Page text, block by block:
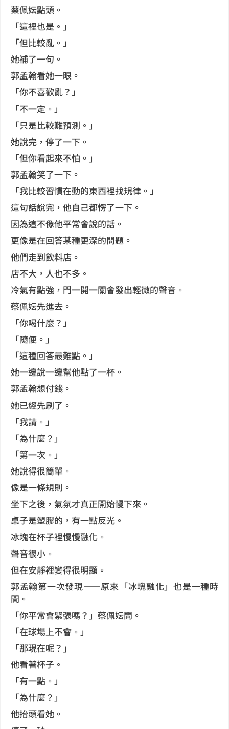
蔡佩妘點頭。
「這裡也是。」
「但比較亂。」
她補了一句。
郭孟翰看她一眼。
「你不喜歡亂？」
「不一定。」
「只是比較難預測。」
她說完，停了一下。
「但你看起來不怕。」
郭孟翰笑了一下。
「我比較習慣在動的東西裡找規律。」
這句話說完，他自己都愣了一下。
因為這不像他平常會說的話。
更像是在回答某種更深的問題。
他們走到飲料店。
店不大，人也不多。
冷氣有點強，門一開一關會發出輕微的聲音。
蔡佩妘先進去。
「你喝什麼？」
「隨便。」
「這種回答最難點。」
她一邊說一邊幫他點了一杯。
郭孟翰想付錢。
她已經先刷了。
「我請。」
「為什麼？」
「第一次。」
她說得很簡單。
像是一條規則。
坐下之後，氣氛才真正開始慢下來。
桌子是塑膠的，有一點反光。
冰塊在杯子裡慢慢融化。
聲音很小。
但在安靜裡變得很明顯。
郭孟翰第一次發現——原來「冰塊融化」也是一種時
間。
「你平常會緊張嗎？」蔡佩妘問。
「在球場上不會。」
「那現在呢？」
他看著杯子。
「有一點。」
「為什麼？」
他抬頭看她。